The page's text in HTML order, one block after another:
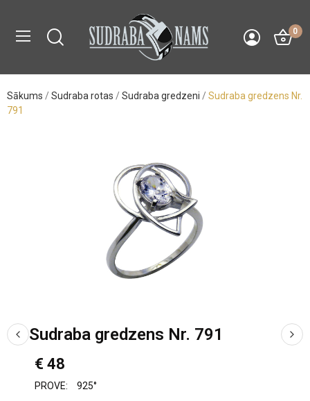
0
Sākums Sudraba rotas Sudraba gredzeni
Sudraba gredzens Nr.
791
Sudraba gredzens Nr. 791
€ 48
PROVE:
925°